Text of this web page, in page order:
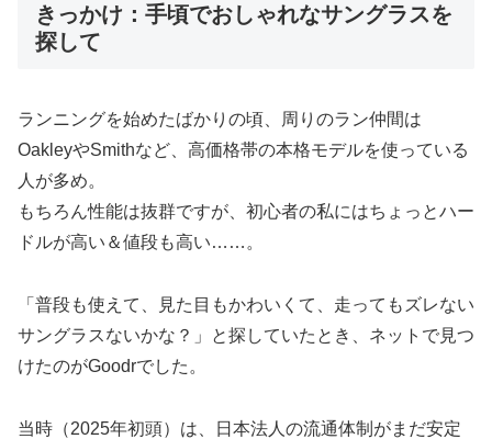
きっかけ：手頃でおしゃれなサングラスを
探して
ランニングを始めたばかりの頃、周りのラン仲間は
OakleyやSmithなど、高価格帯の本格モデルを使っている
人が多め。
もちろん性能は抜群ですが、初心者の私にはちょっとハー
ドルが高い＆値段も高い……。
「普段も使えて、見た目もかわいくて、走ってもズレない
サングラスないかな？」と探していたとき、ネットで見つ
けたのがGoodrでした。
当時（2025年初頭）は、日本法人の流通体制がまだ安定